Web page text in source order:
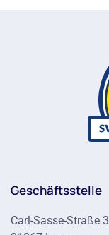
Geschäftsstelle
Carl-Sasse-Straße 3